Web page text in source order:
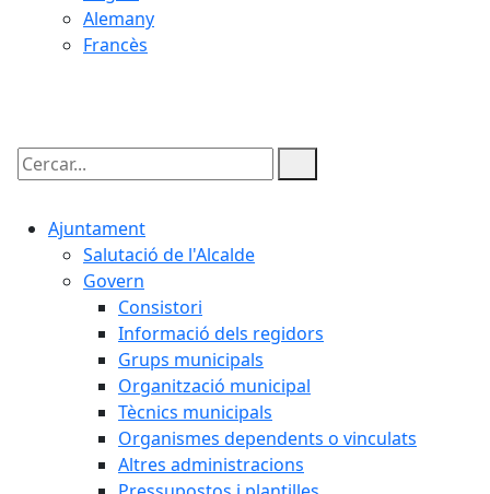
Alemany
Francès
Cercar:
Ajuntament
Salutació de l'Alcalde
Govern
Consistori
Informació dels regidors
Grups municipals
Organització municipal
Tècnics municipals
Organismes dependents o vinculats
Altres administracions